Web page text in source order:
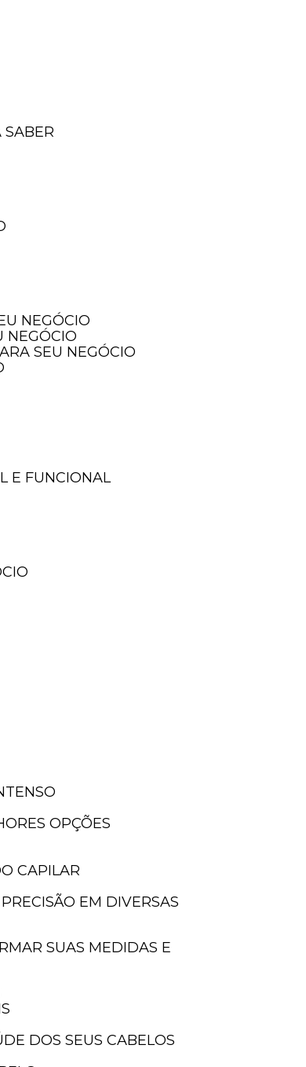
SABER
NEGÓCIO
NEGÓCIO
SEU NEGÓCIO
E FUNCIONAL
OPÇÕES
CAPILAR
DOS SEUS CABELOS